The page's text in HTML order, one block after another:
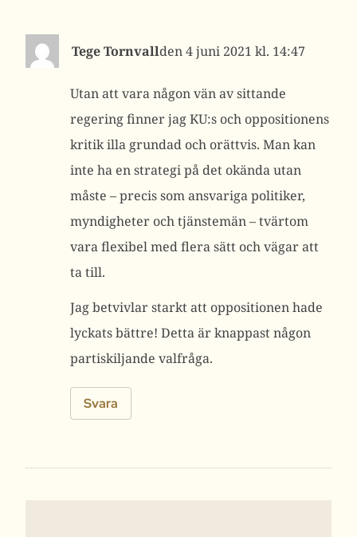
Tege Tornvall 4 juni 2021 kl. 14:47
Utan att vara någon vän av sittande
regering finner jag KU:s och oppositionens
kritik illa grundad och orättvis. Man kan
inte ha en strategi på det okända utan
måste – precis som ansvariga politiker,
myndigheter och tjänstemän – tvärtom
vara flexibel med flera sätt och vägar att
ta till.
Jag betvivlar starkt att oppositionen hade
lyckats bättre! Detta är knappast någon
partiskiljande valfråga.
Svara